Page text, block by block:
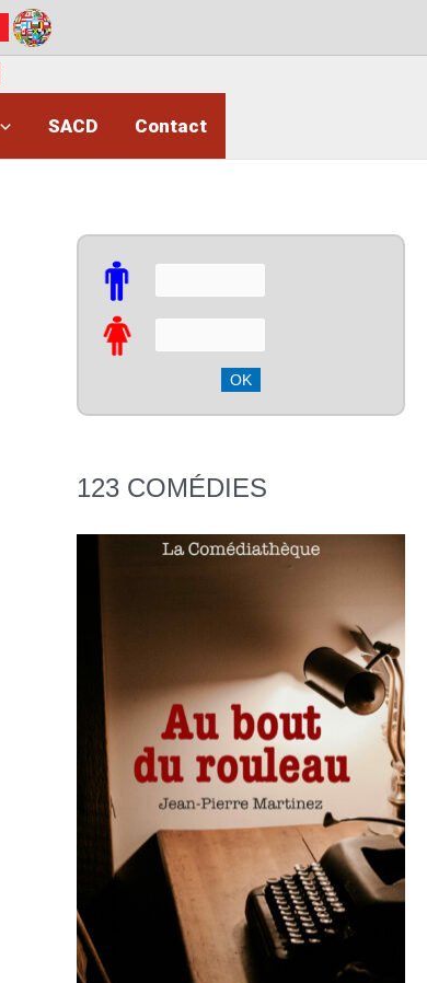
SACD Contact
123 COMÉDIES